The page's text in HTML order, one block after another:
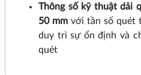
Thông số kỹ thuật dải
50 mm với tần số quét
duy trì sự ổn định và
quét